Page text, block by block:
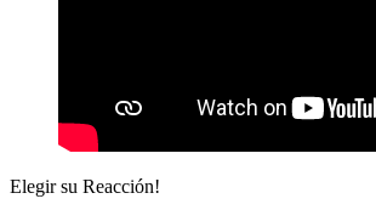
Elegir su Reacción!